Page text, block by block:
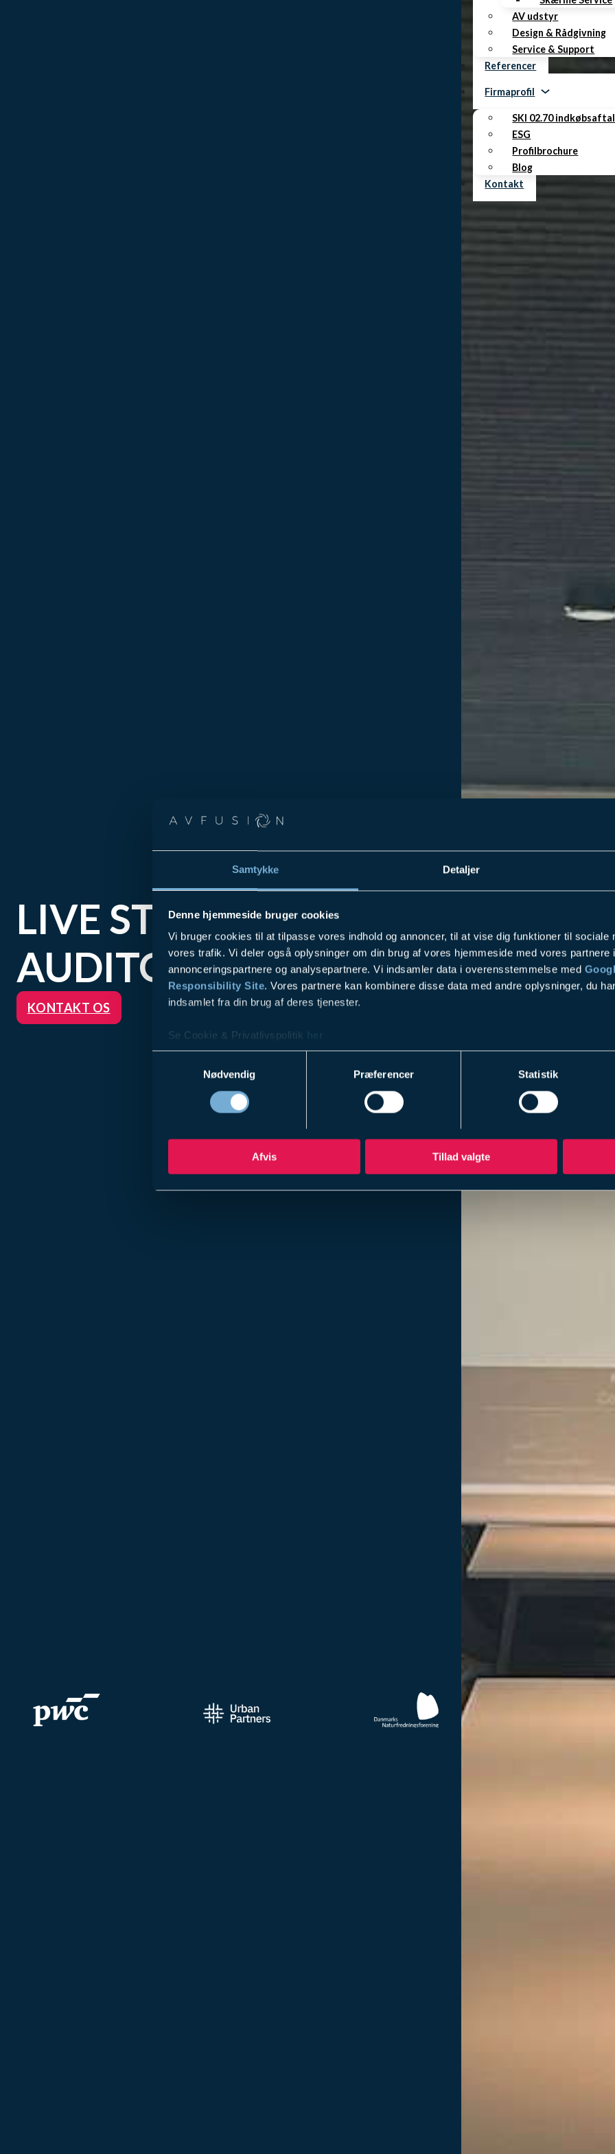
Samtykke Detaljer
Denne hjemmeside bruger cookies
Vi bruger cookies til at tilpasse vores indhold og annoncer, til at vise dig funktioner til sociale
vores trafik. Vi deler også oplysninger om din brug af vores hjemmeside med vores partnere
annonceringspartnere og analysepartnere. Vi indsamler data i overensstemmelse med
Responsibility Site. Vores partnere kan kombinere disse data med andre oplysninger, du
indsamlet fra din brug af deres tjenester.
Se Cookie & Privatlivspolitik
Nødvendig
Præferencer Statistik
Afvis Tillad valgte
AV udstyr
Design & Rådgivning
Service & Support
Referencer
Firmaprofil
SKI 02.70
ESG
Profilbrochure
Blog
Kontakt
LIVE STREAMING FRA
AUDITORIER
KONTAKT OS